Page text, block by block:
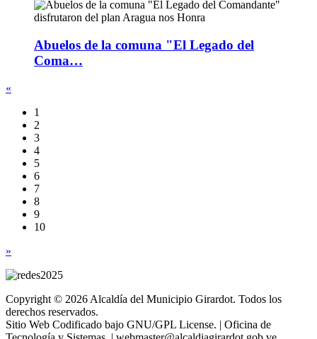
Abuelos de la comuna "El Legado del
Coma…
«
1
2
3
4
5
6
7
8
9
10
»
Copyright © 2026 Alcaldía del Municipio Girardot. Todos los
derechos reservados.
Sitio Web Codificado bajo GNU/GPL License. | Oficina de